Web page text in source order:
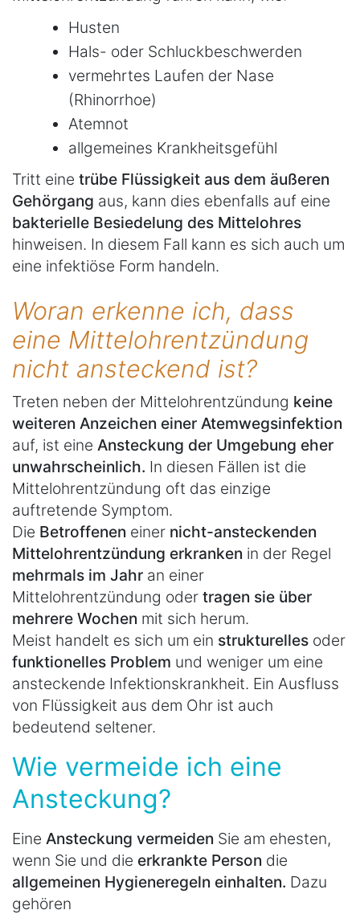
Husten
Hals- oder Schluckbeschwerden
vermehrtes Laufen der Nase
(Rhinorrhoe)
Atemnot
allgemeines Krankheitsgefühl
Tritt eine trübe Flüssigkeit aus dem äußeren
Gehörgang aus, kann dies ebenfalls auf eine
bakterielle Besiedelung des Mittelohres
hinweisen. In diesem Fall kann es sich auch um
eine infektiöse Form handeln.
Woran erkenne ich, dass
eine Mittelohrentzündung
nicht ansteckend ist?
Treten neben der Mittelohrentzündung keine
weiteren Anzeichen einer Atemwegsinfektion
auf, ist eine Ansteckung der Umgebung eher
unwahrscheinlich. In diesen Fällen ist die
Mittelohrentzündung oft das einzige
auftretende Symptom.
Die Betroffenen einer nicht-ansteckenden
Mittelohrentzündung erkranken in der Regel
mehrmals im Jahr an einer
Mittelohrentzündung oder tragen sie über
mehrere Wochen mit sich herum.
Meist handelt es sich um ein strukturelles oder
funktionelles Problem und weniger um eine
ansteckende Infektionskrankheit. Ein Ausfluss
von Flüssigkeit aus dem Ohr ist auch
bedeutend seltener.
Wie vermeide ich eine
Ansteckung?
Eine Ansteckung vermeiden Sie am ehesten,
wenn Sie und die erkrankte Person die
allgemeinen Hygieneregeln einhalten. Dazu
gehören